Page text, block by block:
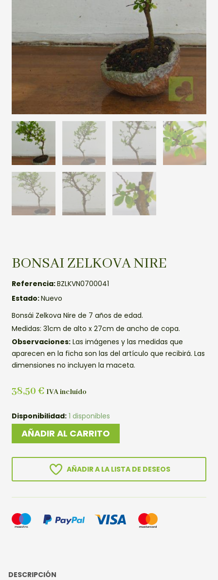
BONSAI ZELKOVA NIRE
Referencia:BZLKVN0700041
Estado:Nuevo
Bonsái Zelkova Nire de 7 años de edad.
Medidas: 31cm de alto x 27cm de ancho de copa.
Observaciones: Las imágenes y las medidas que
aparecen en la ficha son las del artículo que recibirá. Las
dimensiones no incluyen la maceta.
38,50 € IVA incluído
Disponibilidad: 1 disponibles
BONSAI
ZELKOVA
NIRE
AÑADIR AL CARRITO
AÑADIR A LA LISTA DE DESEOS
DESCRIPCIÓN